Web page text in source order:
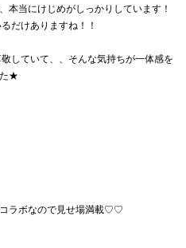
本当にけじめがしっかりしています！
だけありますね！！
していて、、そんな気持ちが一体感を
た★
ラボなので見せ場満載♡♡